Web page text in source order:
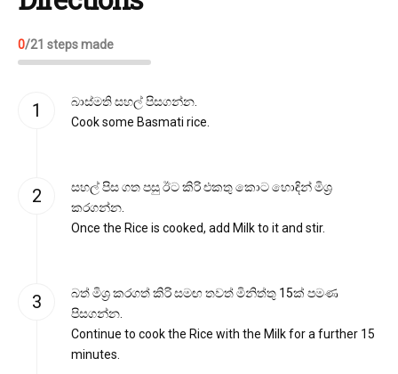
0/21 steps made
බාස්මති සහල් පිසගන්න.
Cook some Basmati rice.
සහල් පිස ගත පසු ඊට කිරි එකතු කොට හොඳින් මිශ්‍ර
කරගන්න.
Once the Rice is cooked, add Milk to it and stir.
බත් මිශ්‍ර කරගත් කිරි සමඟ තවත් මිනිත්තු 15ක් පමණ
පිසගන්න.
Continue to cook the Rice with the Milk for a further 15
minutes.